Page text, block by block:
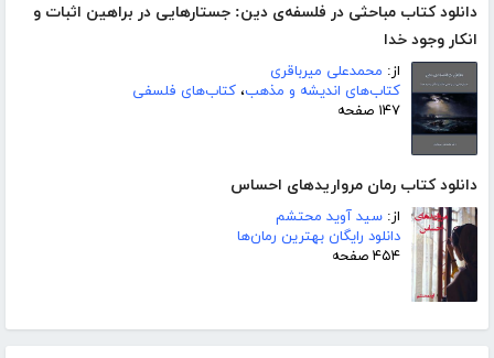
دانلود کتاب مباحثی در فلسفه‌ی دین: جستارهایی در براهین اثبات و
انکار وجود خدا
از: محمدعلی میرباقری
کتاب‌های اندیشه و مذهب، کتاب‌های فلسفی
۱۴۷ صفحه
دانلود کتاب رمان مرواریدهای احساس
از: سید آوید محتشم
دانلود رایگان بهترین رمان‌ها
۴۵۴ صفحه